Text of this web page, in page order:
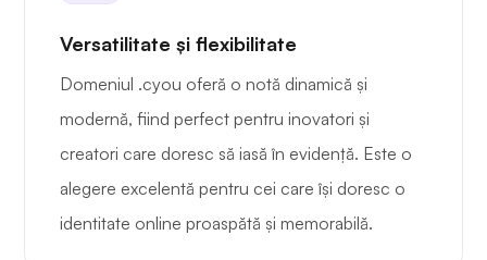
Versatilitate și flexibilitate
Domeniul .cyou oferă o notă dinamică și
modernă, fiind perfect pentru inovatori și
creatori care doresc să iasă în evidență. Este o
alegere excelentă pentru cei care își doresc o
identitate online proaspătă și memorabilă.